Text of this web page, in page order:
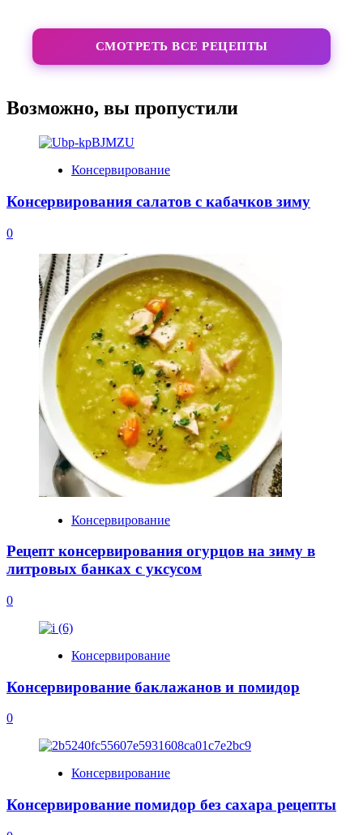
СМОТРЕТЬ ВСЕ РЕЦЕПТЫ
Возможно, вы пропустили
Консервирование
Консервирования салатов с кабачков зиму
0
Консервирование
Рецепт консервирования огурцов на зиму в
литровых банках с уксусом
0
Консервирование
Консервирование баклажанов и помидор
0
Консервирование
Консервирование помидор без сахара рецепты